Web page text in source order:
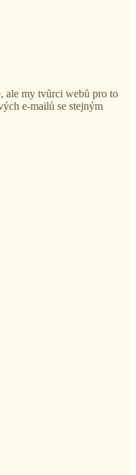
ale my tvůrci webů pro to
e-mailů se stejným